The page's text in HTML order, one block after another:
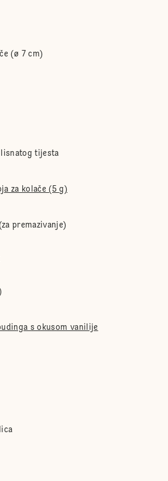
(ø 7 cm)
tijesta
za kolače (5 g)
premazivanje)
s okusom vanilije